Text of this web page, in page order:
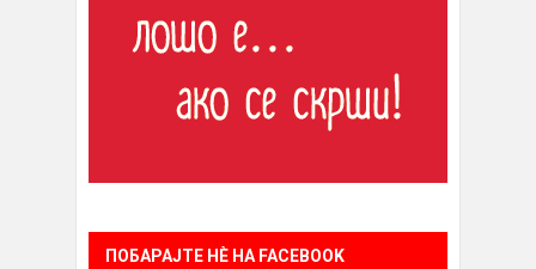
ПОБАРАЈТЕ НÈ НА FACEBOOK